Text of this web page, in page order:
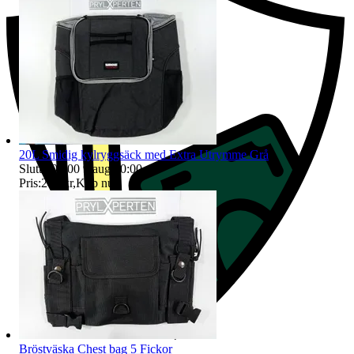
20L Smidig kylryggsäck med Extra Utrymme Grå
Sluttid
00:00 9 aug 00:00.
Pris:246 kr,Köp nu
Bröstväska Chest bag 5 Fickor